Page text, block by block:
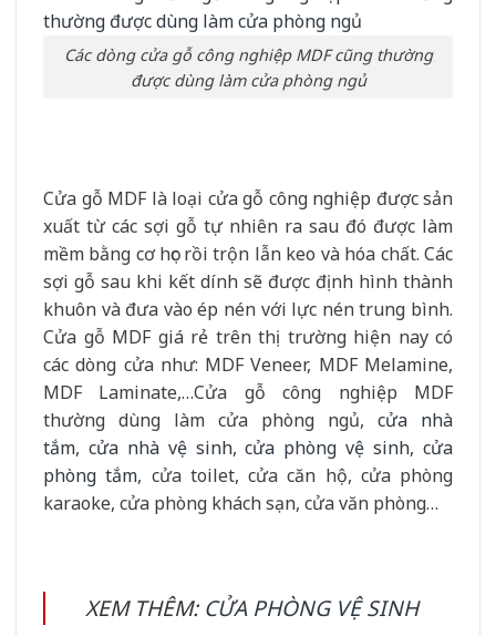
Các dòng cửa gỗ công nghiệp MDF cũng thường
được dùng làm cửa phòng ngủ
Cửa gỗ MDF là loại cửa gỗ công nghiệp được sản
xuất từ các sợi gỗ tự nhiên ra sau đó được làm
mềm bằng cơ học rồi trộn lẫn keo và hóa chất. Các
sợi gỗ sau khi kết dính sẽ được định hình thành
khuôn và đưa vào ép nén với lực nén trung bình.
Cửa gỗ MDF giá rẻ trên thị trường hiện nay có
các dòng cửa như: MDF Veneer, MDF Melamine,
MDF Laminate,…Cửa gỗ công nghiệp MDF
thường dùng làm cửa phòng ngủ, cửa nhà
tắm, cửa nhà vệ sinh,cửa phòng vệ sinh,cửa
phòng tắm, cửa toilet, cửa căn hộ, cửa phòng
karaoke, cửa phòng khách sạn, cửa văn phòng…
XEM THÊM: CỬA PHÒNG VỆ SINH